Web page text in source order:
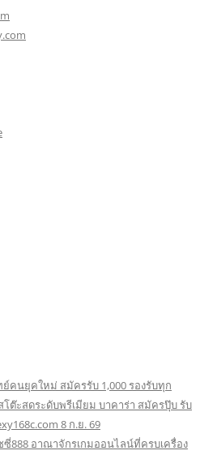
ย์คนยุคใหม่ สมัครรับ 1,000 รองรับทุก
ต๊ะสดระดับพรีเมียม บาคาร่า สมัครปุ๊บ รับ
8 ก.ย. 69
ซี่888 อาณาจักรเกมออนไลน์ที่ครบเครื่อง